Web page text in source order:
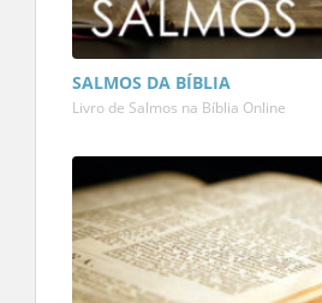
SALMOS DA BÍBLIA
Livro de Salmos na Bíblia Online